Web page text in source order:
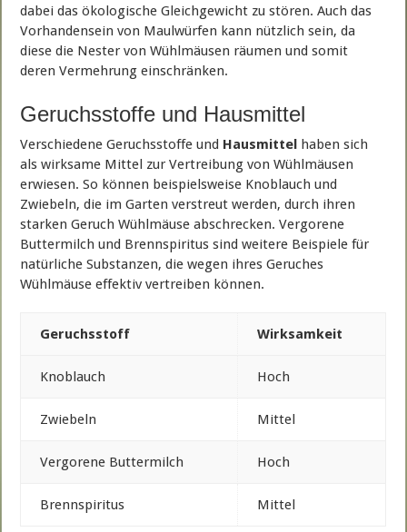
dabei das ökologische Gleichgewicht zu stören. Auch das
Vorhandensein von Maulwürfen kann nützlich sein, da
diese die Nester von Wühlmäusen räumen und somit
deren Vermehrung einschränken.
Geruchsstoffe und Hausmittel
Verschiedene Geruchsstoffe und Hausmittel haben sich
als wirksame Mittel zur Vertreibung von Wühlmäusen
erwiesen. So können beispielsweise Knoblauch und
Zwiebeln, die im Garten verstreut werden, durch ihren
starken Geruch Wühlmäuse abschrecken. Vergorene
Buttermilch und Brennspiritus sind weitere Beispiele für
natürliche Substanzen, die wegen ihres Geruches
Wühlmäuse effektiv vertreiben können.
Geruchsstoff Wirksamkeit
Knoblauch Hoch
Zwiebeln Mittel
Vergorene Buttermilch Hoch
Brennspiritus Mittel